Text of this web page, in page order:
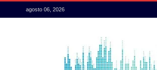
agosto 06, 2026